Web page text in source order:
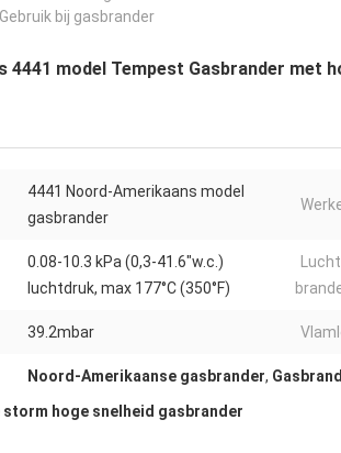
bij gasbrander
4441 model Tempest Gasbrander met
4441 Noord-Amerikaans model
gasbrander
0.08-10.3 kPa (0,3-41.6"w.c.)
luchtdruk, max 177°C (350°F)
39.2mbar
Noord-Amerikaanse gasbrander,
hoge snelheid gasbrander